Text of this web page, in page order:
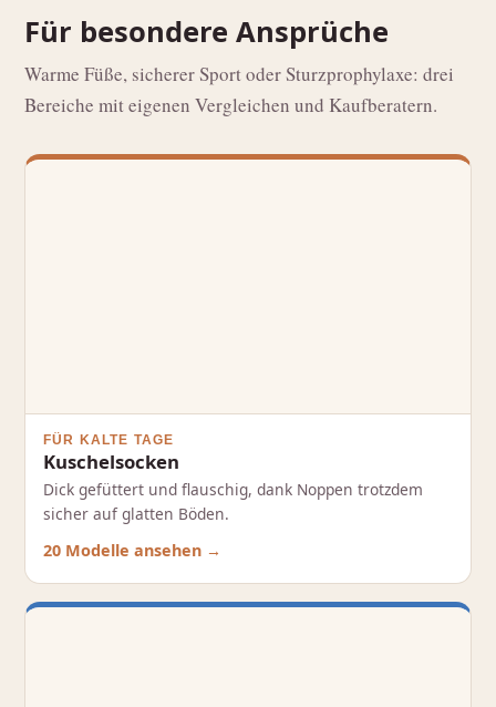
Für besondere Ansprüche
Warme Füße, sicherer Sport oder Sturzprophylaxe: drei
Bereiche mit eigenen Vergleichen und Kaufberatern.
FÜR KALTE TAGE
Kuschelsocken
Dick gefüttert und flauschig, dank Noppen trotzdem
sicher auf glatten Böden.
20 Modelle ansehen →